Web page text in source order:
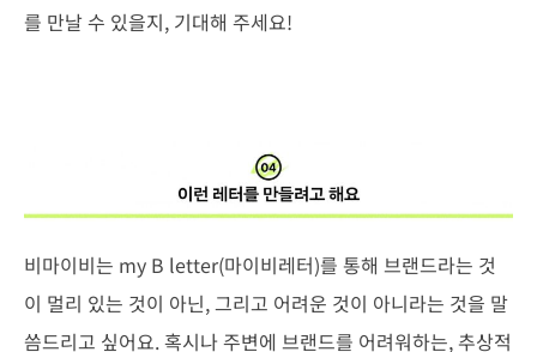
를 만날 수 있을지, 기대해 주세요!
비마이비는 my B letter(마이비레터)를 통해 브랜드라는 것
이 멀리 있는 것이 아닌, 그리고 어려운 것이 아니라는 것을 말
씀드리고 싶어요. 혹시나 주변에 브랜드를 어려워하는, 추상적